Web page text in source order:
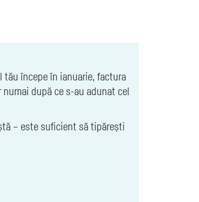
tău începe în ianuarie, factura
după ce s-au adunat cel
– este suficient să tipărești